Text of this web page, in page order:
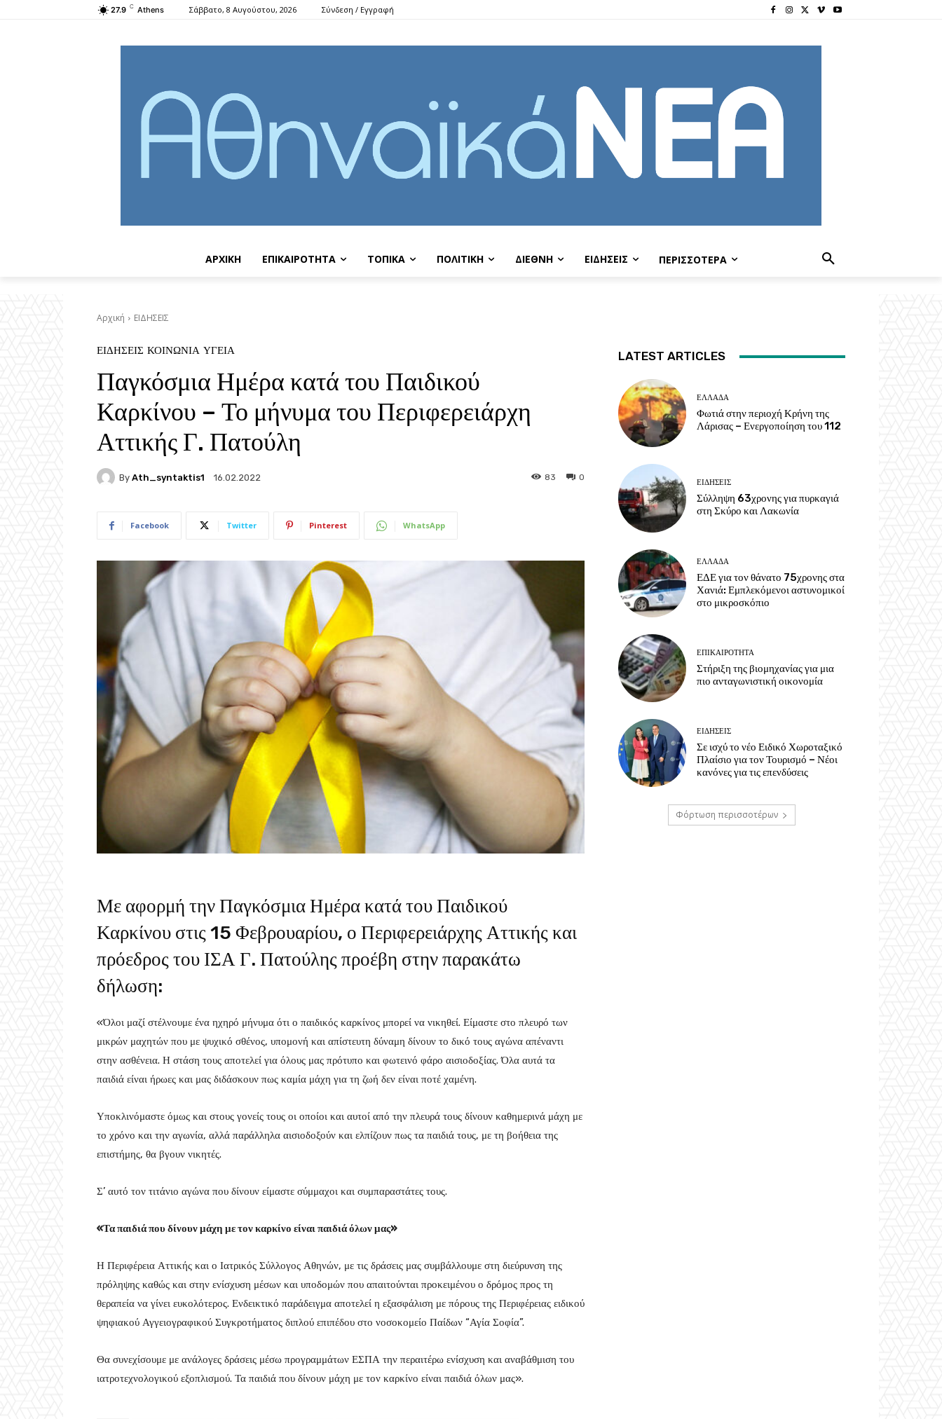
27.9 C Athens Σάββατο, 8 Αυγούστου, 2026 Σύνδεση / Εγγραφή
ΑΡΧΙΚΗ ΕΠΙΚΑΙΡΟΤΗΤΑ ΤΟΠΙΚΑ ΠΟΛΙΤΙΚΗ ΔΙΕΘΝΗ EIΔΗΣΕΙΣ ΠΕΡΙΣΣΟΤΕΡΑ
Αρχική ΕΙΔΗΣΕΙΣ
ΕΙΔΗΣΕΙΣ ΚΟΙΝΩΝΙΑ ΥΓΕΙΑ
Παγκόσμια Ημέρα κατά του Παιδικού
Καρκίνου – Το μήνυμα του Περιφερειάρχη
Αττικής Γ. Πατούλη
By Ath_syntaktis1 16.02.2022 0
83
Facebook Twitter Pinterest WhatsApp
Με αφορμή την Παγκόσμια Ημέρα κατά του Παιδικού
Καρκίνου στις 15 Φεβρουαρίου, ο Περιφερειάρχης Αττικής και
πρόεδρος του ΙΣΑ Γ. Πατούλης προέβη στην παρακάτω
δήλωση:
«Όλοι μαζί στέλνουμε ένα ηχηρό μήνυμα ότι ο παιδικός καρκίνος μπορεί να νικηθεί. Είμαστε στο πλευρό των
μικρών μαχητών που με ψυχικό σθένος, υπομονή και απίστευτη δύναμη δίνουν το δικό τους αγώνα απέναντι
στην ασθένεια. Η στάση τους αποτελεί για όλους μας πρότυπο και φωτεινό φάρο αισιοδοξίας. Όλα αυτά τα
παιδιά είναι ήρωες και μας διδάσκουν πως καμία μάχη για τη ζωή δεν είναι ποτέ χαμένη.
Υποκλινόμαστε όμως και στους γονείς τους οι οποίοι και αυτοί από την πλευρά τους δίνουν καθημερινά μάχη με
το χρόνο και την αγωνία, αλλά παράλληλα αισιοδοξούν και ελπίζουν πως τα παιδιά τους, με τη βοήθεια της
επιστήμης, θα βγουν νικητές.
Σ’ αυτό τον τιτάνιο αγώνα που δίνουν είμαστε σύμμαχοι και συμπαραστάτες τους.
«Τα παιδιά που δίνουν μάχη με τον καρκίνο είναι παιδιά όλων μας»
Η Περιφέρεια Αττικής και ο Ιατρικός Σύλλογος Αθηνών, με τις δράσεις μας συμβάλλουμε στη διεύρυνση της
πρόληψης καθώς και στην ενίσχυση μέσων και υποδομών που απαιτούνται προκειμένου ο δρόμος προς τη
θεραπεία να γίνει ευκολότερος. Ενδεικτικό παράδειγμα αποτελεί η εξασφάλιση με πόρους της Περιφέρειας ειδικού
ψηφιακού Αγγειογραφικού Συγκροτήματος διπλού επιπέδου στο νοσοκομείο Παίδων “Αγία Σοφία”.
Θα συνεχίσουμε με ανάλογες δράσεις μέσω προγραμμάτων ΕΣΠΑ την περαιτέρω ενίσχυση και αναβάθμιση του
ιατροτεχνολογικού εξοπλισμού. Τα παιδιά που δίνουν μάχη με τον καρκίνο είναι παιδιά όλων μας».
LATEST ARTICLES
ΕΛΛΑΔΑ
Φωτιά στην περιοχή Κρήνη της
Λάρισας – Ενεργοποίηση του 112
ΕΙΔΗΣΕΙΣ
Σύλληψη 63χρονης για πυρκαγιά
στη Σκύρο και Λακωνία
ΕΛΛΑΔΑ
ΕΔΕ για τον θάνατο 75χρονης στα
Χανιά: Εμπλεκόμενοι αστυνομικοί
στο μικροσκόπιο
ΕΠΙΚΑΙΡΟΤΗΤΑ
Στήριξη της βιομηχανίας για μια
πιο ανταγωνιστική οικονομία
ΕΙΔΗΣΕΙΣ
Σε ισχύ το νέο Ειδικό Χωροταξικό
Πλαίσιο για τον Τουρισμό – Νέοι
κανόνες για τις επενδύσεις
Φόρτωση περισσοτέρων